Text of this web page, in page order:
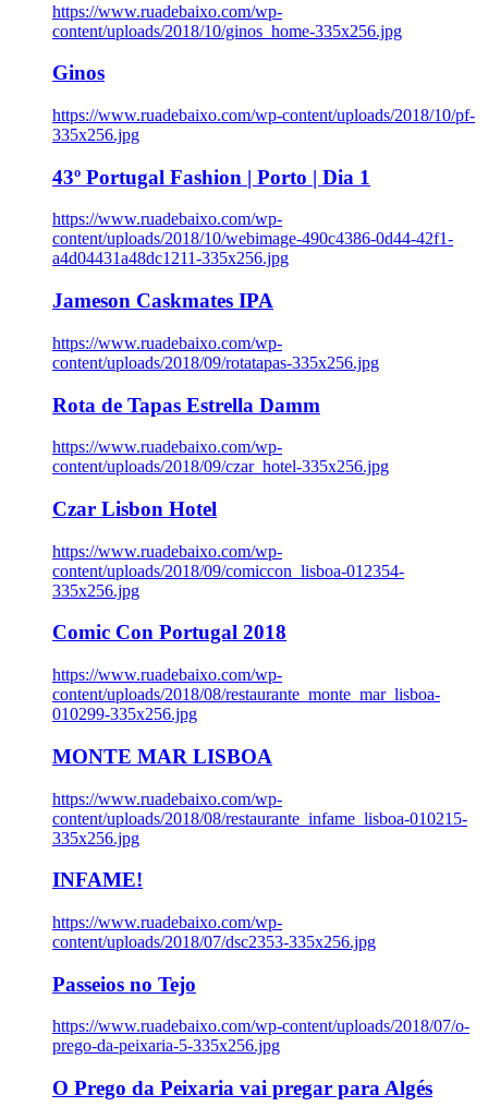
https://www.ruadebaixo.com/wp-
content/uploads/2018/10/ginos_home-335x256.jpg
Ginos
https://www.ruadebaixo.com/wp-content/uploads/2018/10/pf-
335x256.jpg
43º Portugal Fashion | Porto | Dia 1
https://www.ruadebaixo.com/wp-
content/uploads/2018/10/webimage-490c4386-0d44-42f1-
a4d04431a48dc1211-335x256.jpg
Jameson Caskmates IPA
https://www.ruadebaixo.com/wp-
content/uploads/2018/09/rotatapas-335x256.jpg
Rota de Tapas Estrella Damm
https://www.ruadebaixo.com/wp-
content/uploads/2018/09/czar_hotel-335x256.jpg
Czar Lisbon Hotel
https://www.ruadebaixo.com/wp-
content/uploads/2018/09/comiccon_lisboa-012354-
335x256.jpg
Comic Con Portugal 2018
https://www.ruadebaixo.com/wp-
content/uploads/2018/08/restaurante_monte_mar_lisboa-
010299-335x256.jpg
MONTE MAR LISBOA
https://www.ruadebaixo.com/wp-
content/uploads/2018/08/restaurante_infame_lisboa-010215-
335x256.jpg
INFAME!
https://www.ruadebaixo.com/wp-
content/uploads/2018/07/dsc2353-335x256.jpg
Passeios no Tejo
https://www.ruadebaixo.com/wp-content/uploads/2018/07/o-
prego-da-peixaria-5-335x256.jpg
O Prego da Peixaria vai pregar para Algés